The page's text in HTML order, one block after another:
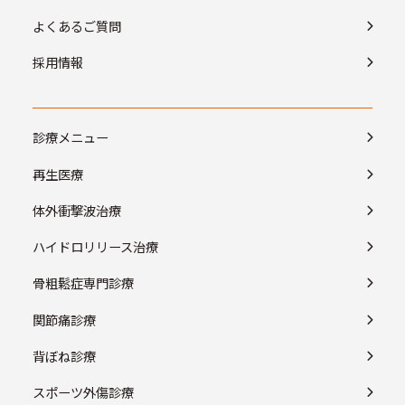
よくあるご質問
採用情報
診療メニュー
再生医療
体外衝撃波治療
ハイドロリリース治療
骨粗鬆症専門診療
関節痛診療
背ぼね診療
スポーツ外傷診療